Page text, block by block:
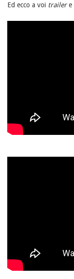
Ed ecco a voi trailere